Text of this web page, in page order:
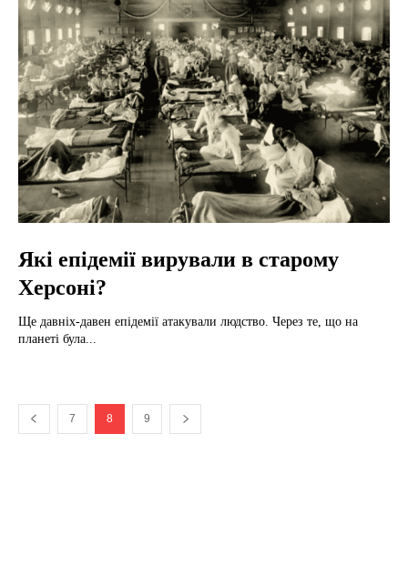
Які епідемії вирували в старому
Херсоні?
Ще давніх-давен епідемії атакували людство. Через те, що на
планеті була...
7 8 9